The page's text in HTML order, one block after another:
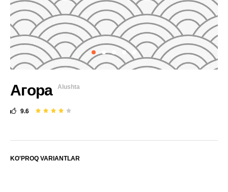
Агора Alushta
9.6
KO'PROQ VARIANTLAR